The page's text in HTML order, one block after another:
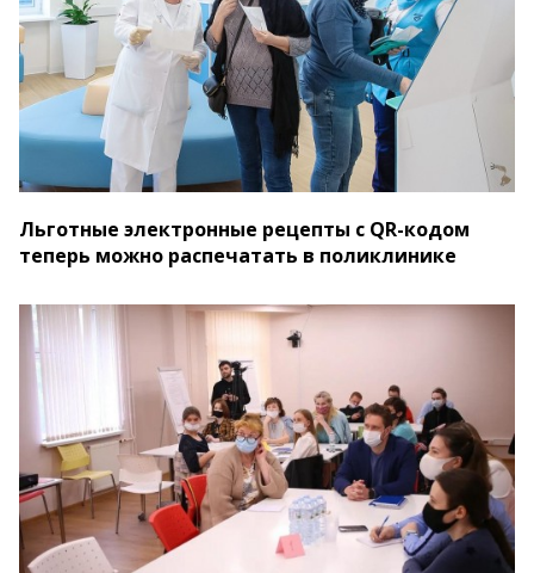
Льготные электронные рецепты с QR-кодом
теперь можно распечатать в поликлинике